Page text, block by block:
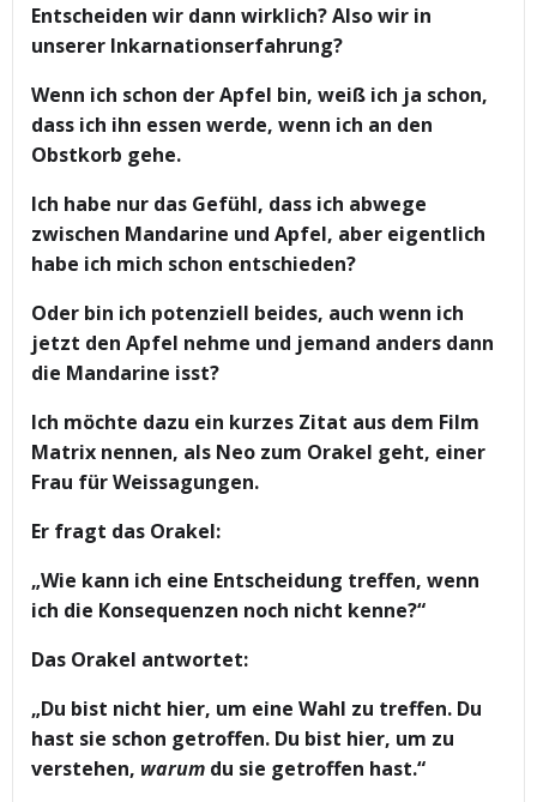
Entscheiden wir dann wirklich? Also wir in
unserer Inkarnationserfahrung?
Wenn ich schon der Apfel bin, weiß ich ja schon,
dass ich ihn essen werde, wenn ich an den
Obstkorb gehe.
Ich habe nur das Gefühl, dass ich abwege
zwischen Mandarine und Apfel, aber eigentlich
habe ich mich schon entschieden?
Oder bin ich potenziell beides, auch wenn ich
jetzt den Apfel nehme und jemand anders dann
die Mandarine isst?
Ich möchte dazu ein kurzes Zitat aus dem Film
Matrix nennen, als Neo zum Orakel geht, einer
Frau für Weissagungen.
Er fragt das Orakel:
„Wie kann ich eine Entscheidung treffen, wenn
ich die Konsequenzen noch nicht kenne?“
Das Orakel antwortet:
„Du bist nicht hier, um eine Wahl zu treffen. Du
hast sie schon getroffen. Du bist hier, um zu
verstehen, warum du sie getroffen hast.“